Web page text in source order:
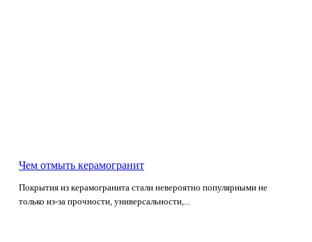
Чем отмыть керамогранит
Покрытия из керамогранита стали невероятно популярными не
только из-за прочности, универсальности,...